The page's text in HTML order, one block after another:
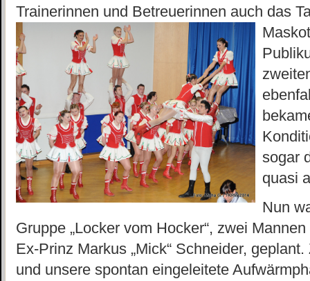
Trainerinnen und Betreuerinnen auch das
sogar
quasi
Nun
Gruppe „Locker vom Hocker“, zwei
Ex-Prinz Markus „Mick“ Schneider,
und unsere spontan eingeleitete